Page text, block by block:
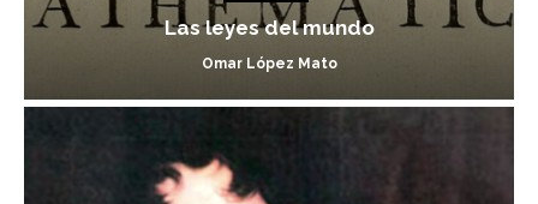
Las leyes del mundo
Omar López Mato